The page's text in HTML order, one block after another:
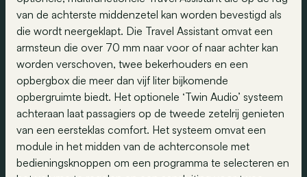
van de achterste middenzetel kan worden bevestigd als
die wordt neergeklapt. Die Travel Assistant omvat een
armsteun die over 70 mm naar voor of naar achter kan
worden verschoven, twee bekerhouders en een
opbergbox die meer dan vijf liter bijkomende
opbergruimte biedt. Het optionele ‘Twin Audio’ systeem
achteraan laat passagiers op de tweede zetelrij genieten
van een eersteklas comfort. Het systeem omvat een
module in het midden van de achterconsole met
bedieningsknoppen om een programma te selecteren en